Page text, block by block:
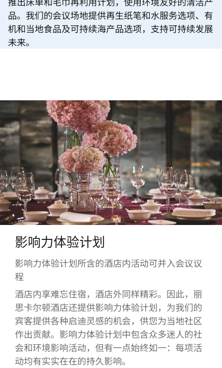
品。我们的会议场地提供再生纸笔和水服务选项、有
机和当地食品及可持续海产品选项，支持可持续发展
未来。
影响力体验计划
影响力体验计划所含的酒店内活动可并入会议议
程
酒店内享难忘住宿，酒店外同样精彩。因此，丽
思卡尔顿酒店还提供影响力体验计划，为我们的
宾客提供各种启迪灵感的机会，供您为当地社区
作出贡献。影响力体验计划中包含众多迷人的社
会和环境影响活动，但有一点始终如一：每项活
动均有实实在在的持久影响。